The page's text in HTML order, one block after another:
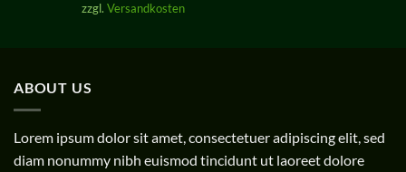
zzgl. Versandkosten
ABOUT US
Lorem ipsum dolor sit amet, consectetuer adipiscing elit, sed
diam nonummy nibh euismod tincidunt ut laoreet dolore